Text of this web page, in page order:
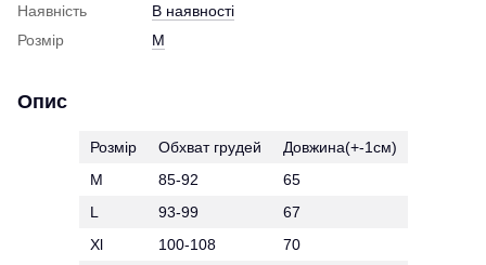
Наявність
В наявності
Розмір
M
Опис
Розмір Обхват грудей
Довжина(+-1см)
M
85-92
65
L
93-99
67
Xl
100-108
70